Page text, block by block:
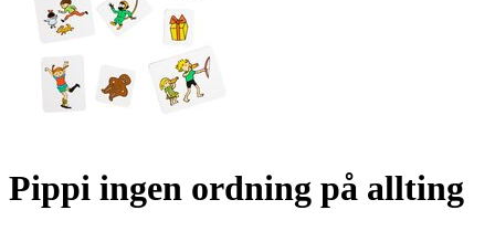
Pippi ingen ordning på allting